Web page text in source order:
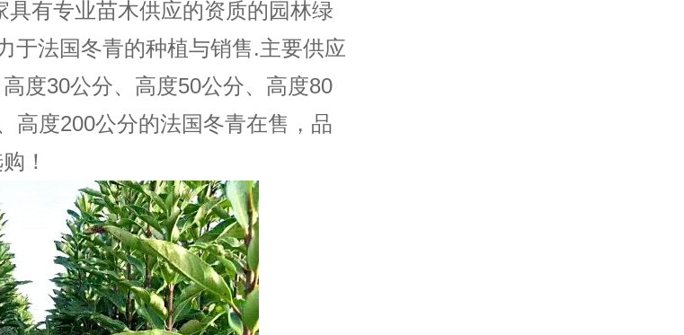
具有专业苗木供应的资质的园林绿
于法国冬青的种植与销售.主要供应
度30公分、高度50公分、高度80
高度200公分的法国冬青在售，品
！